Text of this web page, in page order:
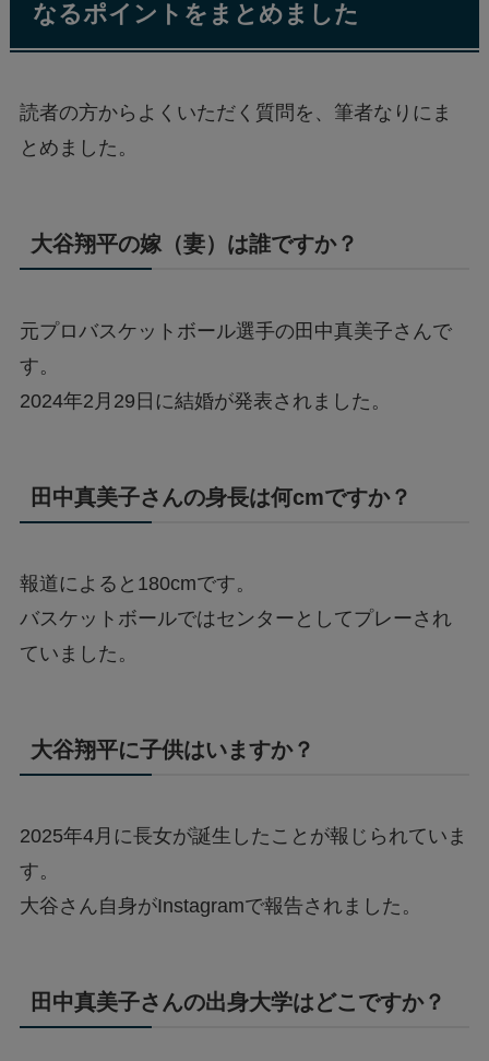
なるポイントをまとめました
読者の方からよくいただく質問を、筆者なりにま
とめました。
大谷翔平の嫁（妻）は誰ですか？
元プロバスケットボール選手の田中真美子さんで
す。
2024年2月29日に結婚が発表されました。
田中真美子さんの身長は何cmですか？
報道によると180cmです。
バスケットボールではセンターとしてプレーされ
ていました。
大谷翔平に子供はいますか？
2025年4月に長女が誕生したことが報じられていま
す。
大谷さん自身がInstagramで報告されました。
田中真美子さんの出身大学はどこですか？